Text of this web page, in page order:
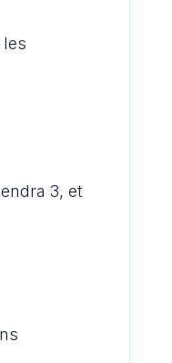
les
3, et